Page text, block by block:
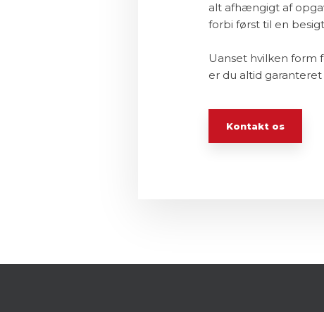
alt afhængigt af
forbi først til en
Uanset hvilken form
er du altid
Kontakt os